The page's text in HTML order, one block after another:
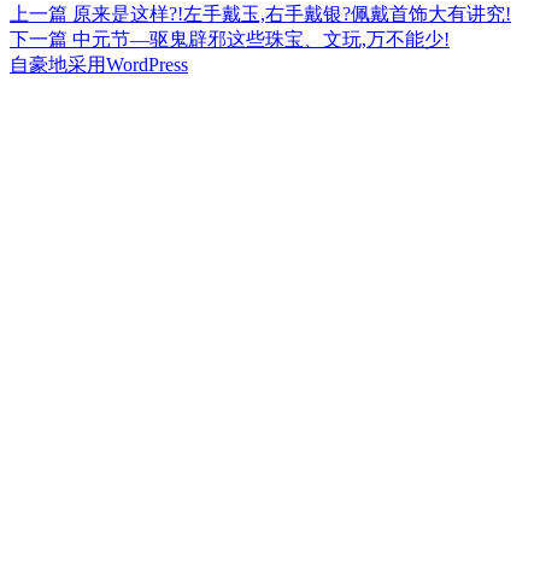
文
章
上一篇 上
篇
文
原来是这样?!左手戴玉,右手戴银?佩戴首饰大有讲究!
下一篇 下
篇
中元节—驱鬼辟邪这些珠宝、文玩,万不能少!
自豪地采用WordPress